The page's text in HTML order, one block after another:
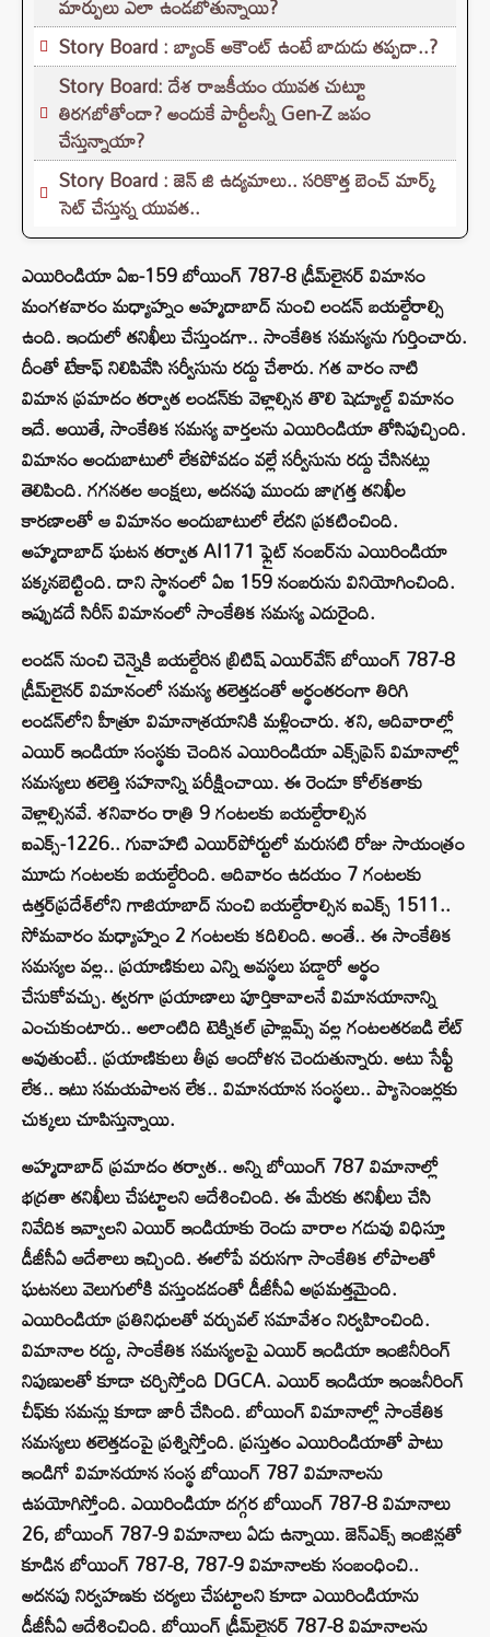
మార్పులు ఎలా ఉండబోతున్నాయి?
Story Board : బ్యాంక్ అకౌంట్ ఉంటే బాదుడు తప్పదా..?
Story Board: దేశ రాజకీయం యువత చుట్టూ
తిరగబోతోందా? అందుకే పార్టీలన్నీ Gen-Z జపం
చేస్తున్నాయా?
Story Board : జెన్ జి ఉద్యమాలు.. సరికొత్త బెంచ్ మార్క్
సెట్ చేస్తున్న యువత..
ఎయిరిండియా ఏఐ-159 బోయింగ్ 787-8 డ్రీమ్‌లైనర్‌ విమానం
మంగళవారం మధ్యాహ్నం అహ్మదాబాద్‌ నుంచి లండన్‌ బయల్దేరాల్సి
ఉంది. ఇందులో తనిఖీలు చేస్తుండగా.. సాంకేతిక సమస్యను గుర్తించారు.
దీంతో టేకాఫ్‌ నిలిపివేసి సర్వీసును రద్దు చేశారు. గత వారం నాటి
విమాన ప్రమాదం తర్వాత లండన్‌కు వెళ్లాల్సిన తొలి షెడ్యూల్డ్‌ విమానం
ఇదే. అయితే, సాంకేతిక సమస్య వార్తలను ఎయిరిండియా తోసిపుచ్చింది.
విమానం అందుబాటులో లేకపోవడం వల్లే సర్వీసును రద్దు చేసినట్లు
తెలిపింది. గగనతల ఆంక్షలు, అదనపు ముందు జాగ్రత్త తనిఖీల
కారణాలతో ఆ విమానం అందుబాటులో లేదని ప్రకటించింది.
అహ్మదాబాద్‌ ఘటన తర్వాత AI171 ఫ్లైట్‌ నంబర్‌ను ఎయిరిండియా
పక్కనబెట్టింది. దాని స్థానంలో ఏఐ 159 నంబరును వినియోగించింది.
ఇప్పుడదే సిరీస్‌ విమానంలో సాంకేతిక సమస్య ఎదురైంది.
లండన్‌ నుంచి చెన్నైకి బయల్దేరిన బ్రిటిష్‌ ఎయిర్‌వేస్‌ బోయింగ్‌ 787-8
డ్రీమ్‌లైనర్‌ విమానంలో సమస్య తలెత్తడంతో అర్థంతరంగా తిరిగి
లండన్‌లోని హీత్రూ విమానాశ్రయానికి మళ్లించారు. శని, ఆదివారాల్లో
ఎయిర్‌ ఇండియా సంస్థకు చెందిన ఎయిరిండియా ఎక్స్‌ప్రెస్‌ విమానాల్లో
సమస్యలు తలెత్తి సహనాన్ని పరీక్షించాయి. ఈ రెండూ కోల్‌కతాకు
వెళ్లాల్సినవే. శనివారం రాత్రి 9 గంటలకు బయల్దేరాల్సిన
ఐఎక్స్‌-1226.. గువాహటి ఎయిర్‌పోర్టులో మరుసటి రోజు సాయంత్రం
మూడు గంటలకు బయల్దేరింది. ఆదివారం ఉదయం 7 గంటలకు
ఉత్తర్‌ప్రదేశ్‌లోని గాజియాబాద్‌ నుంచి బయల్దేరాల్సిన ఐఎక్స్‌ 1511..
సోమవారం మధ్యాహ్నం 2 గంటలకు కదిలింది. అంతే.. ఈ సాంకేతిక
సమస్యల వల్ల.. ప్రయాణికులు ఎన్ని అవస్థలు పడ్డారో అర్థం
చేసుకోవచ్చు. త్వరగా ప్రయాణాలు పూర్తికావాలనే విమానయానాన్ని
ఎంచుకుంటారు.. అలాంటిది టెక్నికల్‌ ప్రాబ్లమ్స్‌ వల్ల గంటలతరబడి లేట్‌
అవుతుంటే.. ప్రయాణికులు తీవ్ర ఆందోళన చెందుతున్నారు. అటు సేఫ్టీ
లేక.. ఇటు సమయపాలన లేక.. విమానయాన సంస్థలు.. ప్యాసెంజర్లకు
చుక్కలు చూపిస్తున్నాయి.
అహ్మదాబాద్‌ ప్రమాదం తర్వాత.. అన్ని బోయింగ్ 787 విమానాల్లో
భద్రతా తనిఖీలు చేపట్టాలని ఆదేశించింది. ఈ మేరకు తనిఖీలు చేసి
నివేదిక ఇవ్వాలని ఎయిర్ ఇండియాకు రెండు వారాల గడువు విధిస్తూ
డీజీసీఏ ఆదేశాలు ఇచ్చింది. ఈలోపే వరుసగా సాంకేతిక లోపాలతో
ఘటనలు వెలుగులోకి వస్తుండడంతో డీజీసీఏ అప్రమత్తమైంది.
ఎయిరిండియా ప్రతినిధులతో వర్చువల్‌ సమావేశం నిర్వహించింది.
విమానాల రద్దు, సాంకేతిక సమస్యలపై ఎయిర్‌ ఇండియా ఇంజినీరింగ్‌
నిపుణులతో కూడా చర్చిస్తోంది DGCA. ఎయిర్‌ ఇండియా ఇంజనీరింగ్‌
చీఫ్‌కు సమన్లు కూడా జారీ చేసింది. బోయింగ్‌ విమానాల్లో సాంకేతిక
సమస్యలు తలెత్తడంపై ప్రశ్నిస్తోంది. ప్రస్తుతం ఎయిరిండియాతో పాటు
ఇండిగో విమానయాన సంస్థ బోయింగ్‌ 787 విమానాలను
ఉపయోగిస్తోంది. ఎయిరిండియా దగ్గర బోయింగ్‌ 787-8 విమానాలు
26, బోయింగ్‌ 787-9 విమానాలు ఏడు ఉన్నాయి. జెన్‌ఎక్స్‌ ఇంజిన్లతో
కూడిన బోయింగ్‌ 787-8, 787-9 విమానాలకు సంబంధించి..
అదనపు నిర్వహణకు చర్యలు చేపట్టాలని కూడా ఎయిరిండియాను
డీజీసీఏ ఆదేశించింది. బోయింగ్‌ డ్రీమ్‌లైనర్‌ 787-8 విమానాలను